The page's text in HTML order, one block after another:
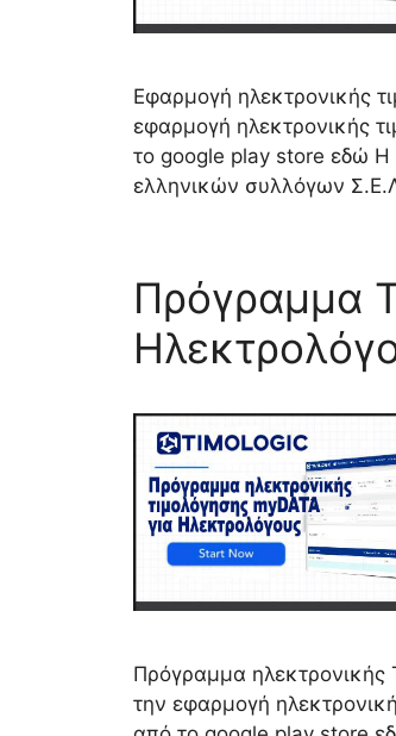
Εφαρμογή ηλεκτρονικής
εφαρμογή ηλεκτρονικής
το google play store εδώ
ελληνικών συλλόγων
Πρόγραμμα
Πρόγραμμα ηλεκτρονικής
την εφαρμογή